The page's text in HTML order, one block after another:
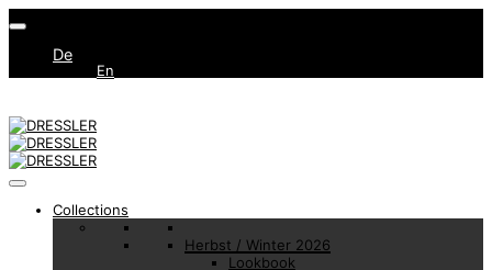
De
En
Collections
Herbst / Winter 2026
Lookbook